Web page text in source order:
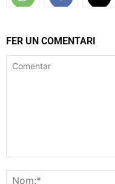
FER UN COMENTARI